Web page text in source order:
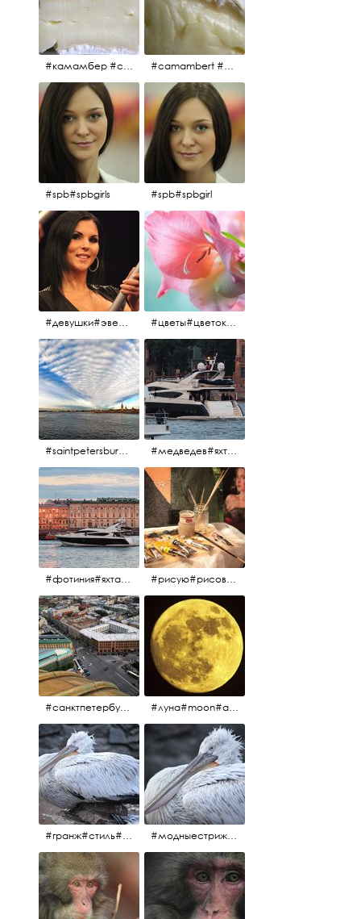
#камамбер #сыр #camambert #camambert #сыр#камамбер
#spb#spbgirls #spb#spbgirl
#девушки#эверласт#everlast#finland#southfinland#helsinki #цветы#цветок#нежность
#saintpetersburg #санктпетербург#нева#троицкиймост#питерскоеутро#петропавловскаякрепость #медведев#яхты#алыепаруса2023#белыеночи2013#санктпетербург #яхтафотиния#yacht#yachtphotinia
#фотиния#яхтафотиния#дмитриймедведев#медведев#яхта#алыепаруса2013#2013#алыепаруса #нева#санктпетербург #yachtphotinia#yacht #рисую#рисовать#краскихолстмасло#картина#холст#кисточки#палитра#художник#портрет#aplgallery
#санктпетербург #исаакиевскийсобор #исакий #луна#moon#апрельскаялуна#санктпетербург
#гранж#стиль#тренд#тренд2017 #модныестрижки#санктпетербург #пеликан #птицы#причёски #модныестрижки#стильныестрижки#причёски#зоопарк #пеликан#санктпетербург #причёскиподуше